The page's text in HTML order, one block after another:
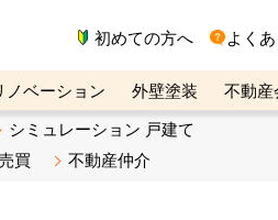
初めての方へ よく
ノベーション 外壁塗装
不動産
不動産売却ご相談デスク
シミュレーション 戸建て
買 不動産仲介